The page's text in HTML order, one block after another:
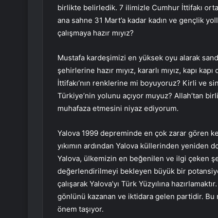
birlikte belirledik. 7 ilimizle Cumhur İttifakı
ana sahne 31 Mart’a kadar kadın ve gençlik
çalışmaya hazır mıyız?
Mustafa kardeşimizi en yüksek oyu alarak
şehirlerine hazır mıyız, kararlı mıyız, kapı
İttifakı’nın renklerine mi boyuyoruz? Kirli ve
Türkiye’nin yolunu açıyor muyuz? Allah’tan
muhafaza etmesini niyaz ediyorum.
Yalova 1999 depreminde en çok zarar gören
yıkımın ardından Yalova küllerinden yeniden
Yalova, ülkemizin en beğenilen ve ilgi çeken
değerlendirilmeyi bekleyen büyük bir
çalışarak Yalova’yı Türk Yüzyılına
gönlünü kazanan ve iktidara gelen partidir.
önem taşıyor.